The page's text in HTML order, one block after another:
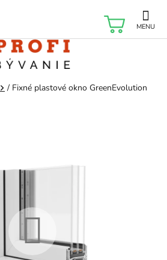
/ Fixné plastové okno GreenEvolution